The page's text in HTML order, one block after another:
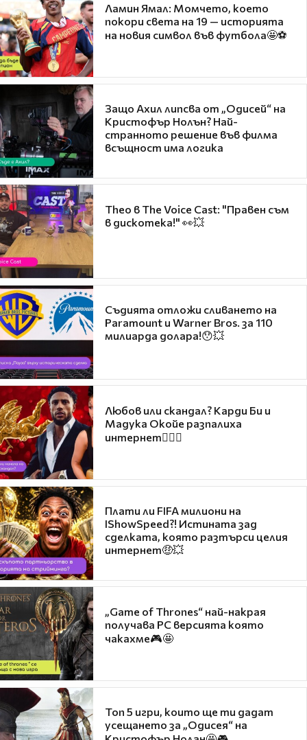
Ламин Ямал: Момчето, което
покори света на 19 — историята
на новия символ във футбола🤩⚽
Защо Ахил липсва от „Одисей“ на
Кристофър Нолън? Най-
странното решение във филма
всъщност има логика
Theo в The Voice Cast: "Правен съм
в дискотека!" 👀💥
Съдията отложи сливането на
Paramount и Warner Bros. за 110
милиарда долара!😯💥
Любов или скандал? Карди Би и
Мадука Окойе разпалиха
интернет❤️‍🔥🔥
Плати ли FIFA милиони на
IShowSpeed?! Истината зад
сделката, която разтърси целия
интернет🤑💥
„Game of Thrones“ най-накрая
получава PC версията която
чакахме🎮🤩
Топ 5 игри, които ще ти дадат
усещането за „Одисея“ на